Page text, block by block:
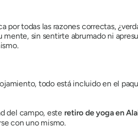
todas las razones correctas,
sin sentirte abrumado ni
todo está incluido en el
del campo, este retiro de yoga en
con uno mismo.